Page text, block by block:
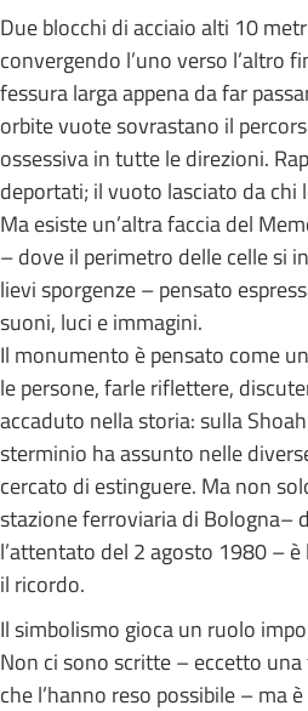
Due blocchi di acciaio alti 10
convergendo l’uno verso l’altro
fessura larga appena da far
orbite vuote sovrastano il
ossessiva in tutte le direzioni.
deportati; il vuoto lasciato da chi
Ma esiste un’altra faccia del
– dove il perimetro delle celle si
lievi sporgenze – pensato
suoni, luci e immagini.
Il monumento è pensato come
le persone, farle riflettere,
accaduto nella storia: sulla
sterminio ha assunto nelle
cercato di estinguere. Ma non
stazione ferroviaria di Bologna–
l’attentato del 2 agosto 1980 –
il ricordo.
Il simbolismo gioca un ruolo
Non ci sono scritte – eccetto
che l’hanno reso possibile – ma